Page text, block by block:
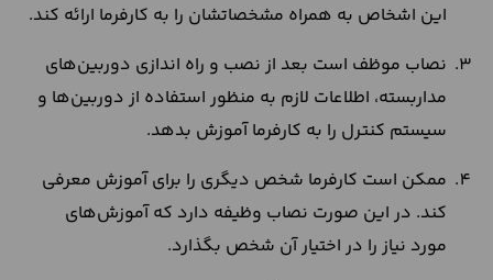
این اشخاص به همراه مشخصاتشان را به کارفرما ارائه کند.
نصاب موظف است بعد از نصب و راه‌ اندازی دوربین‌های
مداربسته، اطلاعات لازم به منظور استفاده از دوربین‌ها و
سیستم کنترل را به کارفرما آموزش بدهد.
ممکن است کارفرما شخص دیگری را برای آموزش معرفی
کند. در این صورت نصاب وظیفه دارد که آموزش‌های
مورد نیاز را در اختیار آن شخص بگذارد.